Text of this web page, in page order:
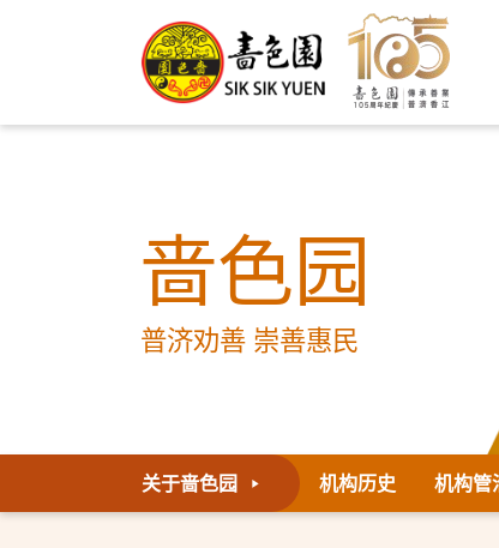
啬色园
普济劝善 崇善惠民
关于啬色园 机构历史 机构管